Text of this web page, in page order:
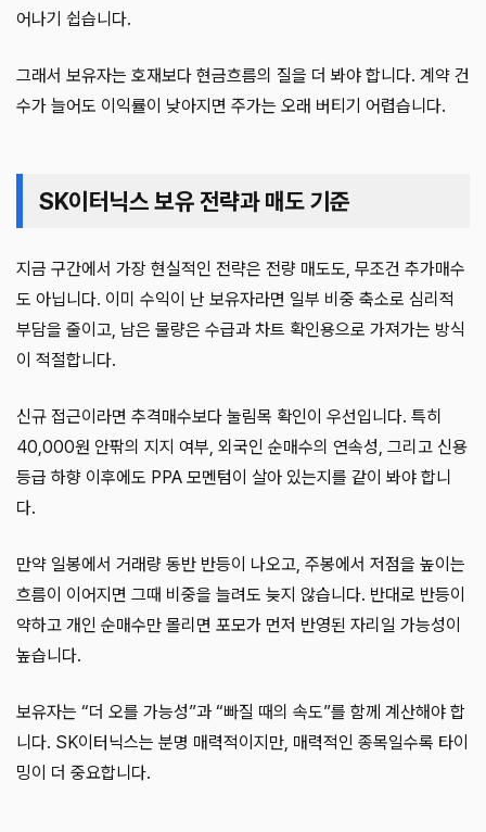
어나기 쉽습니다.
그래서 보유자는 호재보다 현금흐름의 질을 더 봐야 합니다. 계약 건
수가 늘어도 이익률이 낮아지면 주가는 오래 버티기 어렵습니다.
SK이터닉스 보유 전략과 매도 기준
지금 구간에서 가장 현실적인 전략은 전량 매도도, 무조건 추가매수
도 아닙니다. 이미 수익이 난 보유자라면 일부 비중 축소로 심리적
부담을 줄이고, 남은 물량은 수급과 차트 확인용으로 가져가는 방식
이 적절합니다.
신규 접근이라면 추격매수보다 눌림목 확인이 우선입니다. 특히
40,000원 안팎의 지지 여부, 외국인 순매수의 연속성, 그리고 신용
등급 하향 이후에도 PPA 모멘텀이 살아 있는지를 같이 봐야 합니
다.
만약 일봉에서 거래량 동반 반등이 나오고, 주봉에서 저점을 높이는
흐름이 이어지면 그때 비중을 늘려도 늦지 않습니다. 반대로 반등이
약하고 개인 순매수만 몰리면 포모가 먼저 반영된 자리일 가능성이
높습니다.
보유자는 “더 오를 가능성”과 “빠질 때의 속도”를 함께 계산해야 합
니다. SK이터닉스는 분명 매력적이지만, 매력적인 종목일수록 타이
밍이 더 중요합니다.